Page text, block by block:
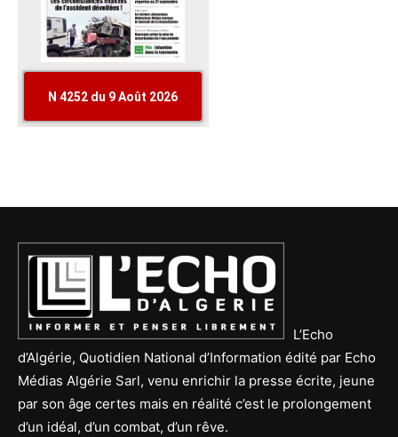
L’Echo
d’Algérie, Quotidien National d’Information édité par Echo
Médias Algérie Sarl, venu enrichir la presse écrite, jeune
par son âge certes mais en réalité c’est le prolongement
d’un idéal, d’un combat, d’un rêve.